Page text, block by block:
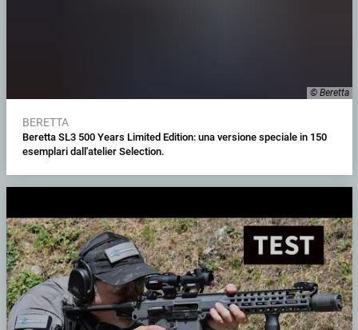
© Beretta
BERETTA
Beretta SL3 500 Years Limited Edition: una versione speciale in 150
esemplari dall'atelier Selection.